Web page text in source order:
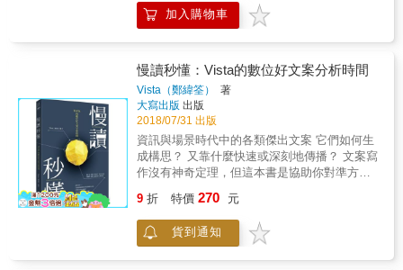
自己想法與慾望的習慣，當出現「若有這種東
西，我也想要！」的念頭，馬上記錄下來，這
能幫你找出人們的需求，設計出更符合人性的
你身邊最不在意的地方萃取出來！ 【案例】 ‧
Uber只能載客嗎？你是否想利用它幫你行銷
呢？ 鬼點子 &rarr; 聖誕節時利用叫車APP，讓
聖誕老公公配送禮物！ ‧咖啡廳只能喝咖啡
嗎？只能送促銷券嗎？ 鬼點子 &rarr;開一家
「按摩咖啡店」，讓客戶能和可愛女孩子聊聊
工作煩惱！ ▲抓不到賣點怎麼辦？用「三角形
的提案，並付諸實行？ 掌握「做什麼？」「為
了誰？」「成本多少？」取得平衡，才能企劃
出讓顧客爽快掏錢的商品。 【案例】樂天
大學深造的桐山先生的資訊設計作品中，看到
讓每個人都看得懂你的說明提案？ 該如何在不
使用文字的狀態下完整傳達訊息？ &2011 年桐
山岳寬前往蒙古國立工業美術學校任教，因為
對蒙古語言一竅不通，為了要表達「想說明的
事」而吃盡苦頭，於是他開始思考如何用設計
的力量來解決「說明」的困境，花了很多時間
在研究如何「讓人一看就懂」這件事情上。 &
在長期鑽研文獻與不斷實驗之後，身為資訊設
計師及平面設計師的桐山發現，在文字與語言
越語言的隔閡。本書即是桐山對前述問題的解
答，目的是讓每個人都能輕鬆學會有助於「說
明」的圖解技巧，具備以精確圖解來說明的能
加入購物車
慢讀秒懂：Vista的數位好文案分析時間
Vista（鄭緯筌）
著
大寫出版 出版
2018/07/31 出版
資訊與場景時代中的各類傑出文案 它們如何生
成構思？ 又靠什麼快速或深刻地傳播？ 文案寫
作沒有神奇定理，但這本書是協助你對準方向
的」，如果您想練就非凡的寫作與銷售能力，
寫出不同凡響的文案，請先從觀摩傑出作品與
大量練習寫作開始著手。 本書作者Vista曾任網
9 折 特價 270 元
貨到通知